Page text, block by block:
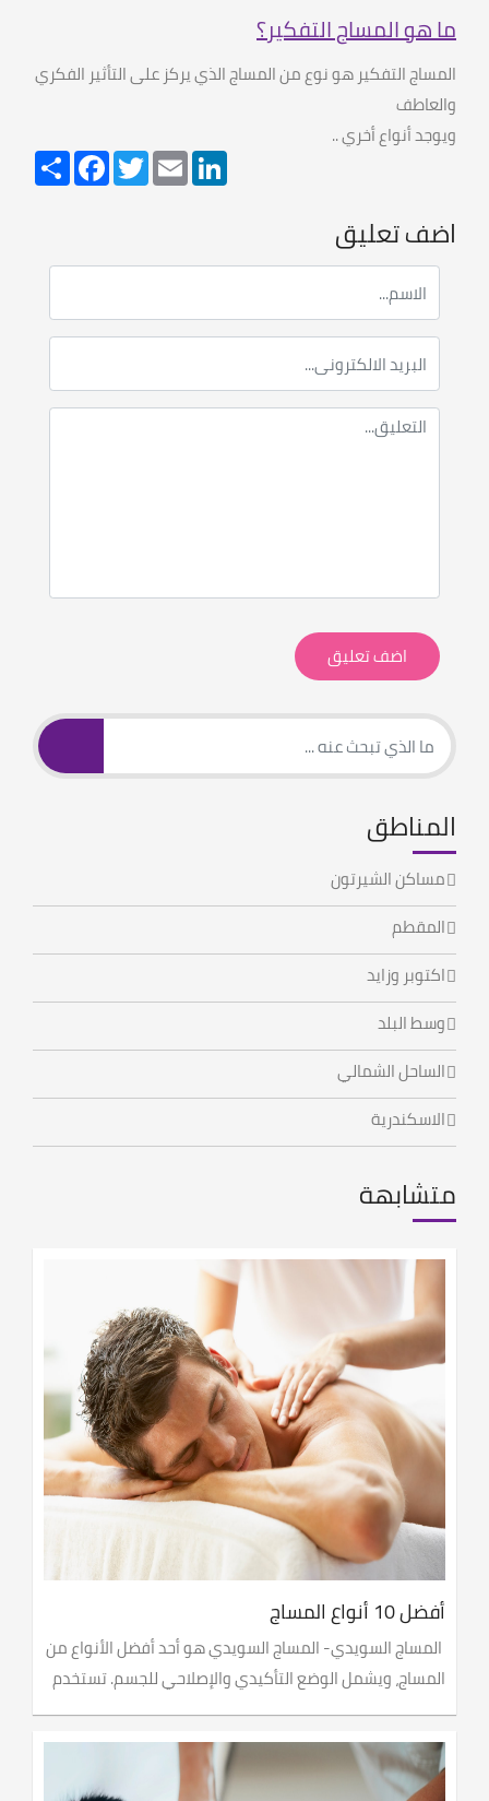
ما هو المساج التفكير؟
المساج التفكير هو نوع من المساج الذي يركز على التأثير الفكري
والعاطف
ويوجد أنواع أخري..
Share
FacebookTwitterEmailLinkedIn
اضف تعليق
اضف تعليق
المناطق
مساكن الشيرتون
المقطم
اكتوبر وزايد
وسط البلد
الساحل الشمالي
الاسكندرية
متشابهة
أفضل 10 أنواع المساج
المساج السويدي- المساج السويدي هو أحد أفضل الأنواع من
المساج، ويشمل الوضع التأكيدي والإصلاحي للجسم. تستخدم